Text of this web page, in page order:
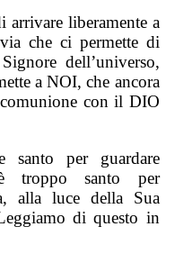
arrivare liberamente a
che ci permette di
dell’universo,
a NOI, che ancora
con il DIO
per guardare
troppo santo per
alla luce della Sua
di questo in